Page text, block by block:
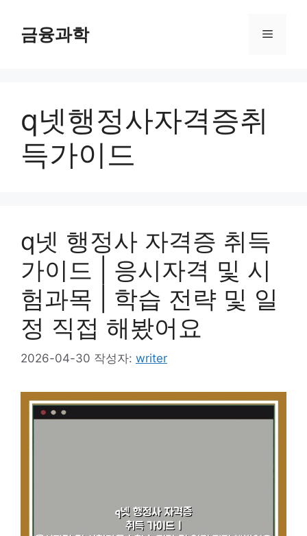
금융과학 메
q넷행정사자격증취
득가이드
q넷 행정사 자격증 취득
가이드 | 응시자격 및 시
험과목 | 학습 전략 및 일
정 직접 해봤어요
2026-04-30 작성자: writer